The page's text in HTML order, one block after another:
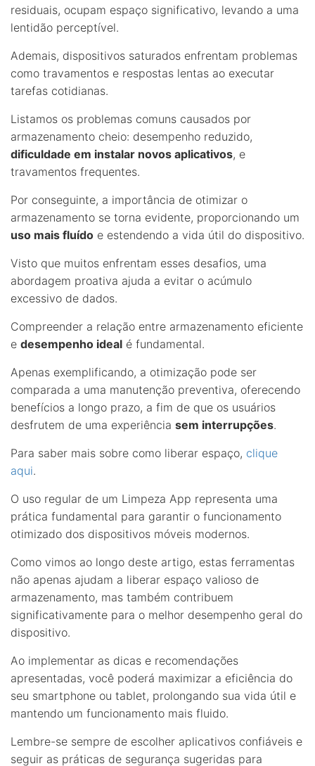
residuais, ocupam espaço significativo, levando a uma
lentidão perceptível.
Ademais, dispositivos saturados enfrentam problemas
como travamentos e respostas lentas ao executar
tarefas cotidianas.
Listamos os problemas comuns causados por
armazenamento cheio: desempenho reduzido,
dificuldade em instalar novos aplicativos, e
travamentos frequentes.
Por conseguinte, a importância de otimizar o
armazenamento se torna evidente, proporcionando um
uso mais fluído e estendendo a vida útil do dispositivo.
Visto que muitos enfrentam esses desafios, uma
abordagem proativa ajuda a evitar o acúmulo
excessivo de dados.
Compreender a relação entre armazenamento eficiente
e desempenho ideal é fundamental.
Apenas exemplificando, a otimização pode ser
comparada a uma manutenção preventiva, oferecendo
benefícios a longo prazo, a fim de que os usuários
desfrutem de uma experiência sem interrupções.
Para saber mais sobre como liberar espaço, clique
aqui.
O uso regular de um Limpeza App representa uma
prática fundamental para garantir o funcionamento
otimizado dos dispositivos móveis modernos.
Como vimos ao longo deste artigo, estas ferramentas
não apenas ajudam a liberar espaço valioso de
armazenamento, mas também contribuem
significativamente para o melhor desempenho geral do
dispositivo.
Ao implementar as dicas e recomendações
apresentadas, você poderá maximizar a eficiência do
seu smartphone ou tablet, prolongando sua vida útil e
mantendo um funcionamento mais fluido.
Lembre-se sempre de escolher aplicativos confiáveis e
seguir as práticas de segurança sugeridas para